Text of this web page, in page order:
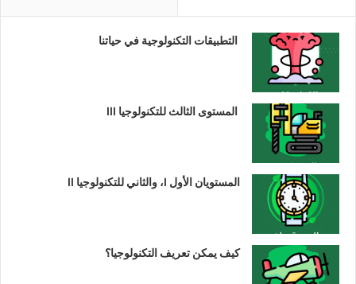
التطبيقات التكنولوجية في حياتنا
المستوى الثالث للتكنولوجيا III
المستويان الأول I، والثاني للتكنولوجيا II
كيف يمكن تعريف التكنولوجيا؟